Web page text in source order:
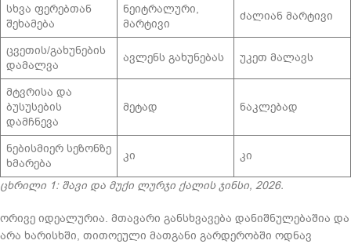
სხვა ფერებთან
შეხამება
ნეიტრალური,
მარტივი
ძალიან მარტივი
ცვეთის/გახუნების
დამალვა
ავლენს გახუნებას უკეთ მალავს
მტვრისა და
ბუსუსების
დამჩნევა
მეტად ნაკლებად
ნებისმიერ სეზონზე
ხმარება
კი
კი
ცხრილი 1: შავი და მუქი ლურჯი ქალის ჯინსი, 2026.
ორივე იდეალურია. მთავარი განსხვავება დანიშნულებაშია და
არა ხარისხში, თითოეული მათგანი გარდერობში ოდნავ